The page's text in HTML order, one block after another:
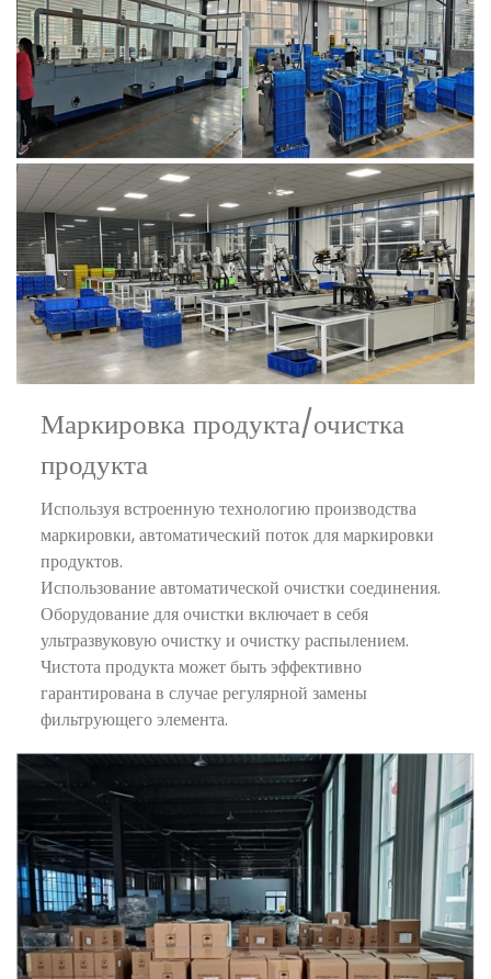
Маркировка продукта/очистка
продукта
Используя встроенную технологию производства
маркировки, автоматический поток для маркировки
продуктов.
Использование автоматической очистки соединения.
Оборудование для очистки включает в себя
ультразвуковую очистку и очистку распылением.
Чистота продукта может быть эффективно
гарантирована в случае регулярной замены
фильтрующего элемента.